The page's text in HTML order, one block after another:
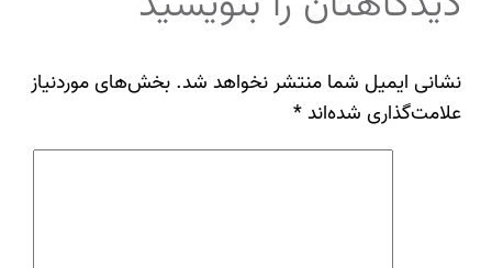
نشانی ایمیل شما منتشر نخواهد شد. بخش‌های موردنیاز
علامت‌گذاری شده‌اند*